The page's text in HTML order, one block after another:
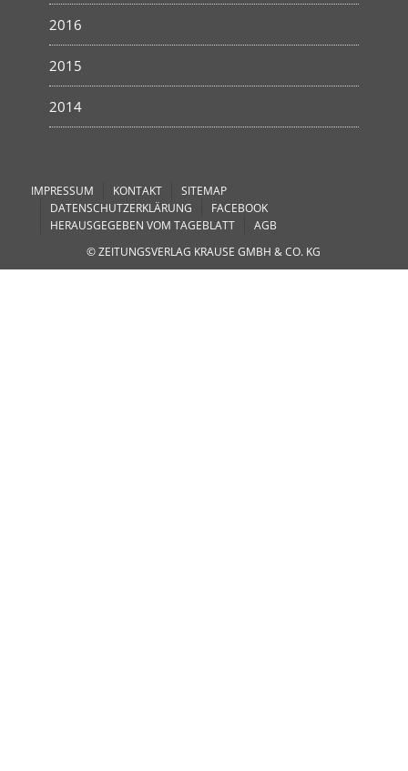
2016
2015
2014
IMPRESSUM KONTAKT
SITEMAP
DATENSCHUTZERKLÄRUNG
FACEBOOK
HERAUSGEGEBEN VOM TAGEBLATT
AGB
© ZEITUNGSVERLAG KRAUSE GMBH & CO. KG